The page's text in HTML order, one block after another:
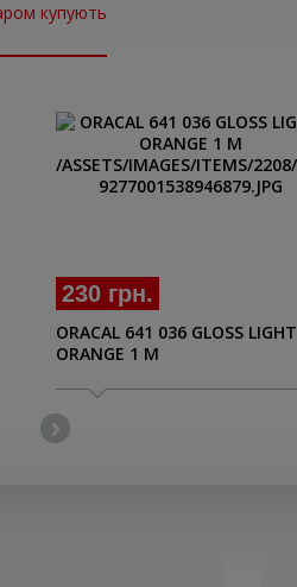
купують
230 грн.
ORACAL 641 036 GLOSS LIGHT
ORANGE 1 M